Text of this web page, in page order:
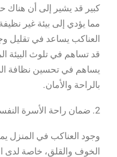
كبير قد يشير إلى أن
مما يؤدي إلى بيئة غير
العناكب يساعد في تقليل
قد تساهم في تلوث البيئة
يساهم في تحسين نظافة
بالراحة والأمان.
2. ضمان راحة الأسرة النفسية
وجود العناكب في المنزل
الخوف والقلق، خاصة لدى